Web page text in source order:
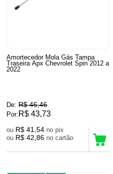
Amortecedor Mola Gás Tampa
Traseira Apx Chevrolet Spin 2012 a
2022
De: R$ 46,46
Por: R$ 43,73
ou R$ 41,54
no pix
ou R$ 42,86 no cartão